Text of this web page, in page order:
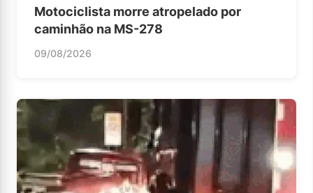
Motociclista morre atropelado por
caminhão na MS-278
09/08/2026